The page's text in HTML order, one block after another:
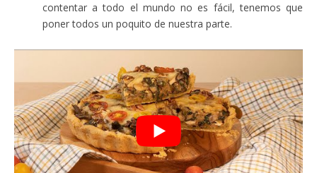
contentar a todo el mundo no es fácil, tenemos que
poner todos un poquito de nuestra parte.